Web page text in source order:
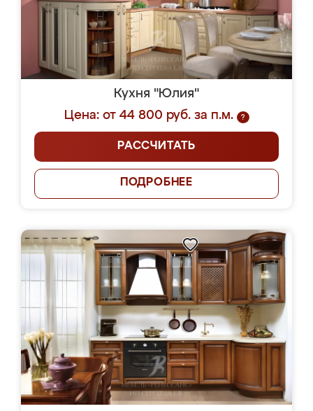
Кухня "Юлия"
Цена: от 44 800 руб. за п.м.
?
РАССЧИТАТЬ
ПОДРОБНЕЕ